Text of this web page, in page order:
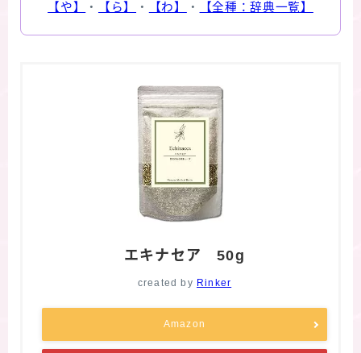
【や】 ・ 【ら】 ・ 【わ】 ・ 【全種：辞典一覧】
エキナセア 50g
created by Rinker
Amazon